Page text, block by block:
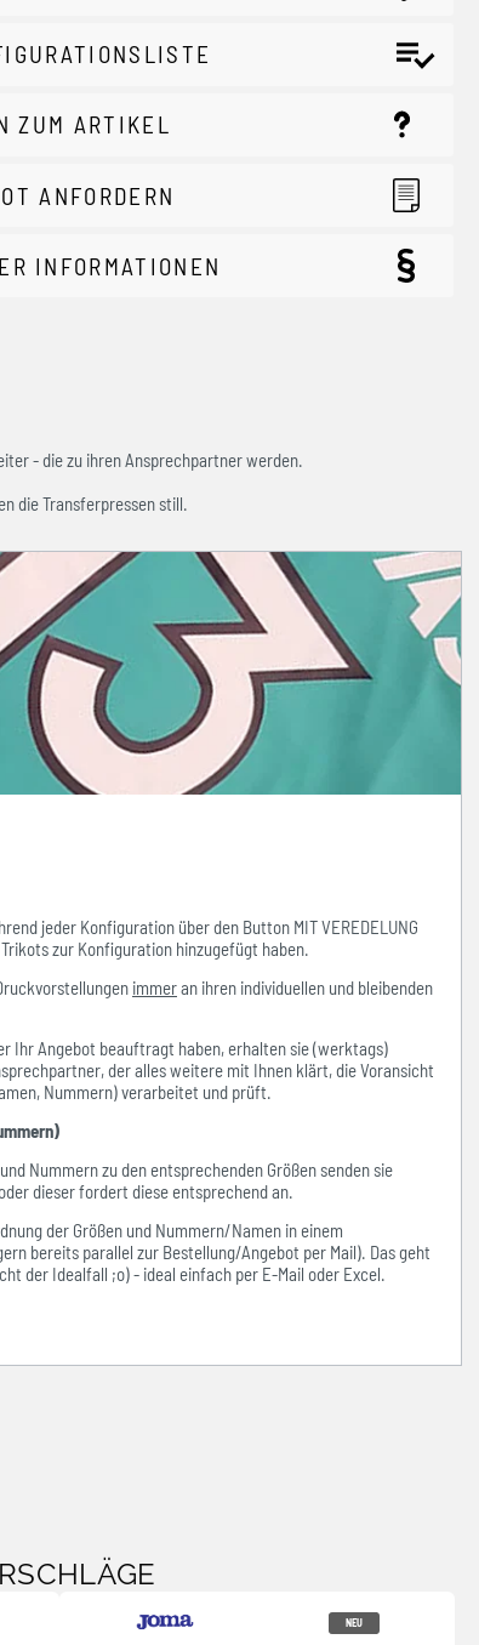
ZUM ARTIKEL
ANFORDERN
INFORMATIONEN
- die zu ihren Ansprechpartner werden.
die Transferpressen still.
jeder Konfiguration über den Button MIT VEREDELUNG
zur Konfiguration hinzugefügt haben.
immeran ihren individuellen und bleibenden
Ihr Angebot beauftragt haben, erhalten sie (werktags)
der alles weitere mit Ihnen klärt, die Voransicht
Nummern) verarbeitet und prüft.
Nummern zu den entsprechenden Größen senden sie
dieser fordert diese entsprechend an.
der Größen und Nummern/Namen in einem
bereits parallel zur Bestellung/Angebot per Mail). Das geht
der Idealfall ;o) - ideal einfach per E-Mail oder Excel.
NEU